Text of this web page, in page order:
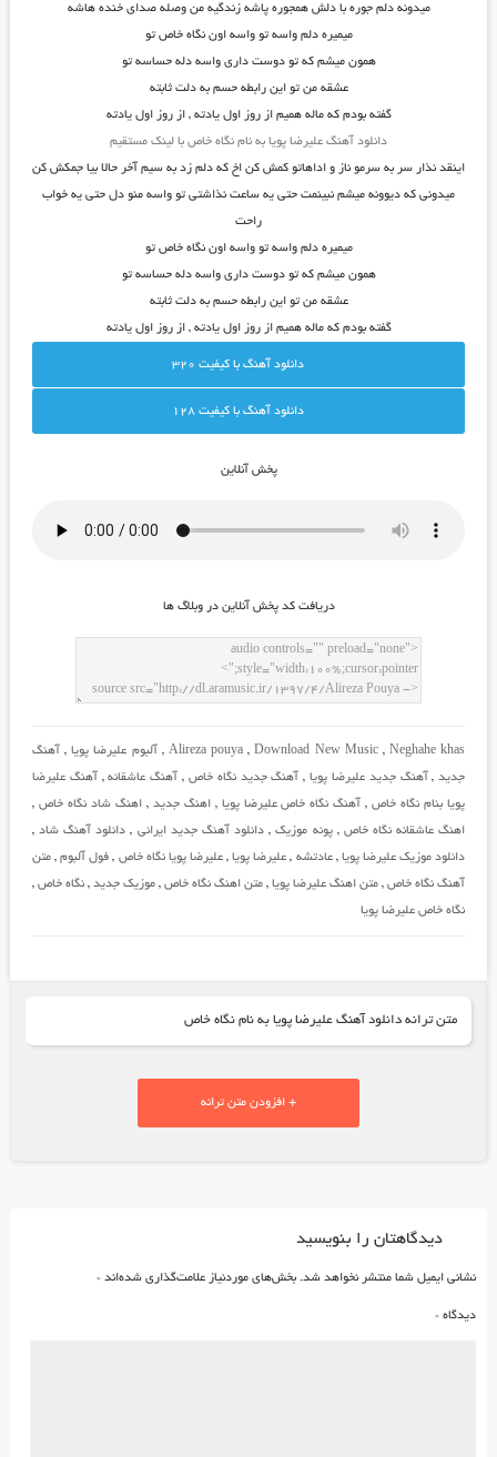
میدونه دلم جوره با دلش همجوره پاشه زندگیه من وصله صدای خنده هاشه
میمیره دلم واسه تو واسه اون نگاه خاص تو
همون میشم که تو دوست داری واسه دله حساسه تو
عشقه من تو این رابطه حسم به دلت ثابته
گفته بودم که ماله همیم از روز اول یادته , از روز اول یادته
دانلود آهنگ علیرضا پویا به نام نگاه خاص با لینک مستقیم
اینقد نذار سر به سرمو ناز و اداهاتو کمش کن اخ که دلم زد به سیم آخر حالا بیا جمکش کن
میدونی که دیوونه میشم نبینمت حتی یه ساعت نذاشتی تو واسه منو دل حتی یه خواب
راحت
میمیره دلم واسه تو واسه اون نگاه خاص تو
همون میشم که تو دوست داری واسه دله حساسه تو
عشقه من تو این رابطه حسم به دلت ثابته
گفته بودم که ماله همیم از روز اول یادته , از روز اول یادته
دانلود آهنگ با کيفيت 320
دانلود آهنگ با کيفيت 128
پخش آنلاين
دريافت کد پخش آنلاين در وبلاگ ها
Alireza pouya ,Download New Music,Neghahe khas
, آلبوم علیرضا پویا, آهنگ
جدید, آهنگ جدید علیرضا پویا, آهنگ جدید نگاه خاص , آهنگ عاشقانه, آهنگ علیرضا
پویا بنام نگاه خاص, آهنگ نگاه خاص علیرضا پویا ,اهنگ جدید ,اهنگ شاد نگاه خاص ,
اهنگ عاشقانه نگاه خاص ,پونه موزیک, دانلود آهنگ جدید ایرانی , دانلود آهنگ شاد,
دانلود موزیک علیرضا پویا ,عادتشه , علیرضا پویا,علیرضا پویا نگاه خاص , فول آلبوم,متن
آهنگ نگاه خاص, متن اهنگ علیرضا پویا, متن اهنگ نگاه خاص ,موزیک جدید ,نگاه خاص ,
نگاه خاص علیرضا پویا
متن ترانه دانلود آهنگ علیرضا پویا به نام نگاه خاص
+ افزودن متن ترانه
دیدگاهتان را بنویسید
نشانی ایمیل شما منتشر نخواهد شد. بخش‌های موردنیاز علامت‌گذاری شده‌اند *
دیدگاه *